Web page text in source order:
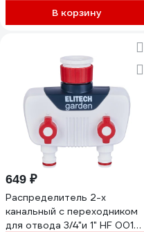
переключателем K55401
В корзину
649 ₽
Распределитель 2-х
канальный с переходником
для отвода 3/4"и 1" HF 001